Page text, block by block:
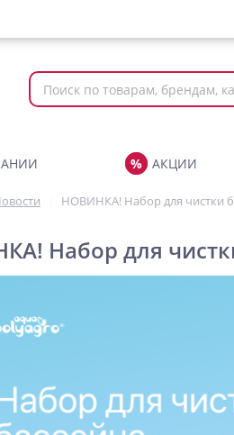
АКЦИИ
НОВИНКА! Набор для чистки
Набор для